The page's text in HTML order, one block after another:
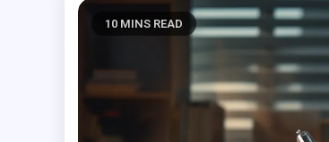
10 MINS READ